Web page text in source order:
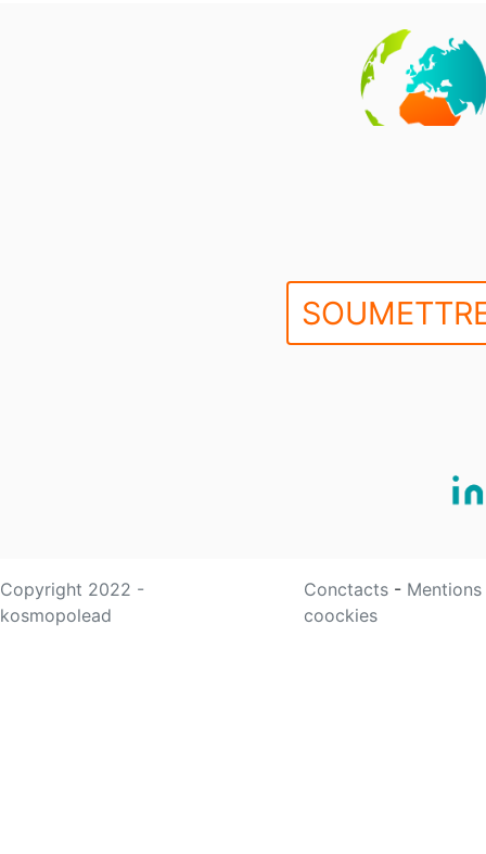
Copyright 2022 -
kosmopolead
Conctacts -
coockies